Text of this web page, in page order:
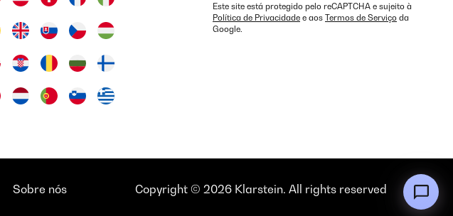
Este site está protegido pelo reCAPTCHA e sujeito à
Política de Privacidade e aos Termos de Serviço da
Google.
Sobre nós Copyright © 2026 Klarstein. All rights reserved